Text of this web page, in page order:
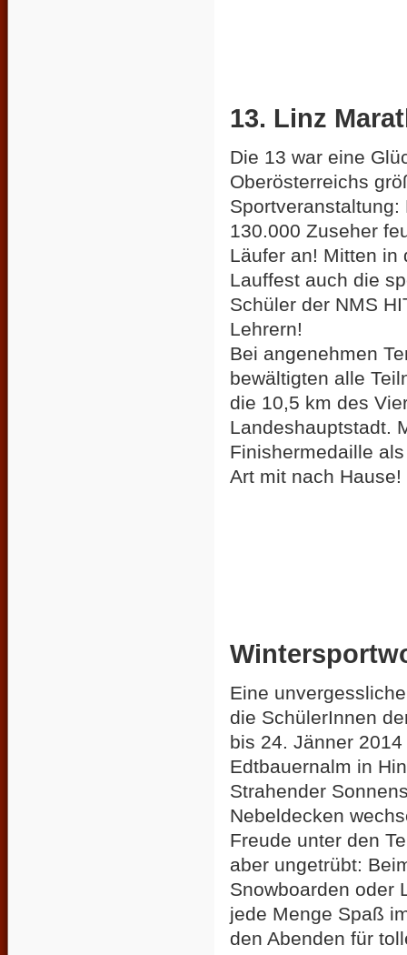
13. Linz
Die 13 war eine
Oberösterreichs
130.000 Zuseher
Läufer an! Mitten in
Lauffest auch die
Schüler der NMS
Lehrern!
Bei angenehmen
bewältigten alle
die 10,5 km des
Landeshauptstadt.
Finishermedaille
Art mit nach Hause!
Eine
die SchülerInnen
bis 24. Jänner
Edtbauernalm in
Strahender
Nebeldecken
Freude unter den
aber ungetrübt:
Snowboarden oder
jede Menge Spaß
den Abenden für